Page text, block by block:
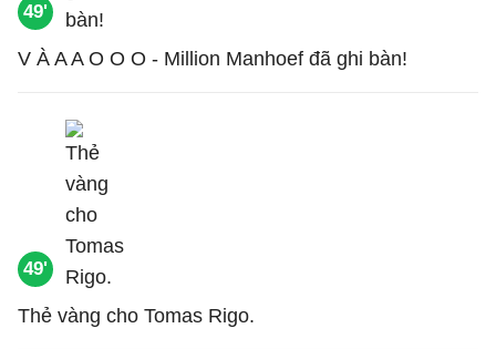
49'
V À A A O O O - Million Manhoef đã ghi bàn!
49'
Thẻ vàng cho Tomas Rigo.